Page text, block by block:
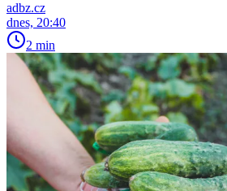
adbz.cz
dnes, 20:40
2 min